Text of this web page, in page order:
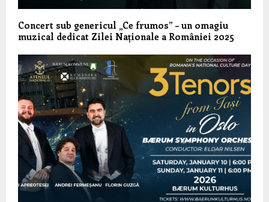
Concert sub genericul „Ce frumos” – un omagiu
muzical dedicat Zilei Naționale a României 2025